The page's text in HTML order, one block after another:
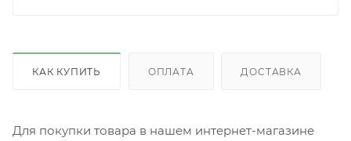
КАК КУПИТЬ ОПЛАТА ДОСТАВКА
Для покупки товара в нашем интернет-магазине